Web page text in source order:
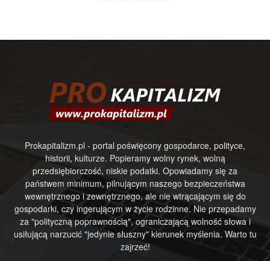
Prokapitalizm.pl - portal poświęcony gospodarce, polityce,
historii, kulturze. Popieramy wolny rynek, wolną
przedsiębiorczość, niskie podatki. Opowiadamy się za
państwem minimum, pilnującym naszego bezpieczeństwa
wewnętrznego i zewnętrznego, ale nie wtrącającym się do
gospodarki, czy ingerującym w życie rodzinne. Nie przepadamy
za "polityczną poprawnością", ograniczającą wolność słowa i
usiłującą narzucić "jedynie słuszny" kierunek myślenia. Warto tu
zajrzeć!